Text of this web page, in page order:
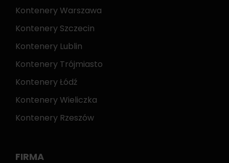
Kontenery Warszawa
Kontenery Szczecin
Kontenery Lublin
Kontenery Trójmiasto
Kontenery Łódź
Kontenery Wieliczka
Kontenery Rzeszów
FIRMA